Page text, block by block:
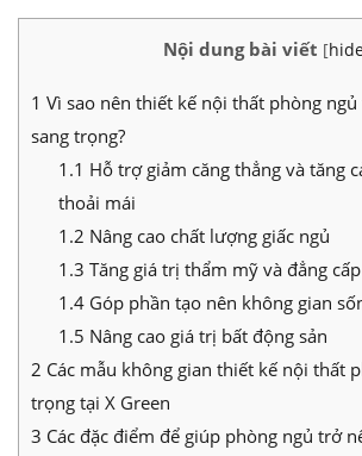
Nội dung bài viết [
1 Vì sao nên thiết kế nội thất phòng
sang trọng?
1.1 Hỗ trợ giảm căng thẳng và tăng
thoải mái
1.2 Nâng cao chất lượng giấc ngủ
1.3 Tăng giá trị thẩm mỹ và đẳng
1.4Góp phần tạo nên không gian
1.5 Nâng cao giá trị bất động sản
2 Các mẫu không gian thiết kế nội thất
trọng tại X Green
3 Các đặc điểm để giúp phòng ngủ trở